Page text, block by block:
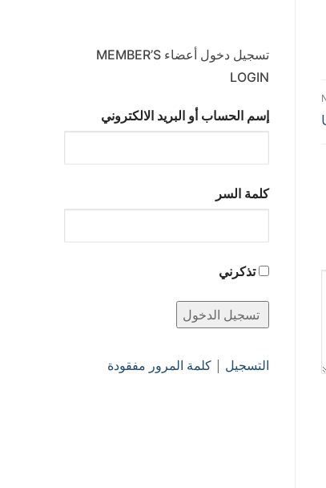
تسجيل دخول أعضاء MEMBER’S
LOGIN
إسم الحساب أو البريد الالكتروني
كلمة السر
تذكرني
التسجيل | كلمة المرور مفقودة